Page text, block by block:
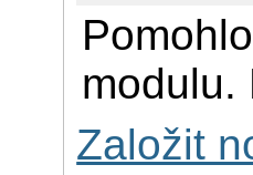
modulu.
Založit